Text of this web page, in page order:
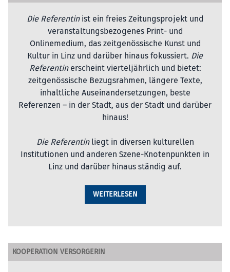
Die Referentinist ein freies Zeitungsprojekt und
veranstaltungsbezogenes Print- und
Onlinemedium, das zeitgenössische Kunst und
Kultur in Linz und darüber hinaus fokussiert. Die
Referentinerscheint vierteljährlich und bietet:
zeitgenössische Bezugsrahmen, längere Texte,
inhaltliche Auseinandersetzungen, beste
Referenzen – in der Stadt, aus der Stadt und darüber
hinaus!
Die Referentinliegt in diversen kulturellen
Institutionen und anderen Szene-Knotenpunkten in
Linz und darüber hinaus ständig auf.
WEITERLESEN
KOOPERATION VERSORGERIN